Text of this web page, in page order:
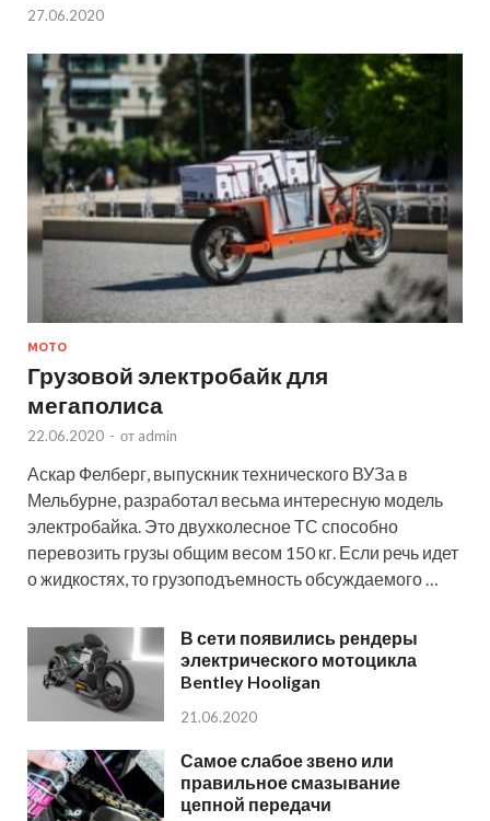
27.06.2020
МОТО
Грузовой электробайк для
мегаполиса
22.06.2020 - от admin
Аскар Фелберг, выпускник технического ВУЗа в
Мельбурне, разработал весьма интересную модель
электробайка. Это двухколесное ТС способно
перевозить грузы общим весом 150 кг. Если речь идет
о жидкостях, то грузоподъемность обсуждаемого …
В сети появились рендеры
электрического мотоцикла
Bentley Hooligan
21.06.2020
Самое слабое звено или
правильное смазывание
цепной передачи